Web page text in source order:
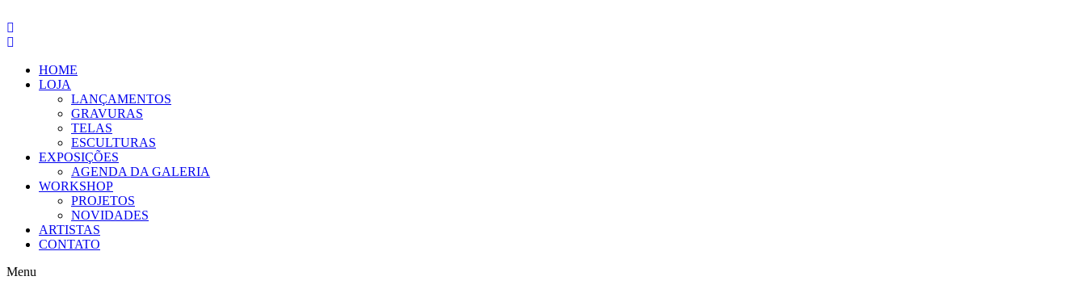
para
o
HOME
LOJA
LANÇAMENTOS
GRAVURAS
TELAS
ESCULTURAS
EXPOSIÇÕES
AGENDA DA GALERIA
WORKSHOP
PROJETOS
NOVIDADES
ARTISTAS
CONTATO
Menu